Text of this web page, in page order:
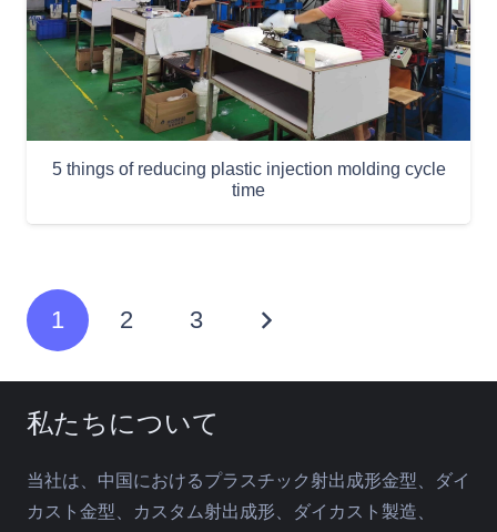
5 things of reducing plastic injection molding cycle
time
1 2 3
私たちについて
当社は、中国におけるプラスチック射出成形金型、ダイ
カスト金型、カスタム射出成形、ダイカスト製造、